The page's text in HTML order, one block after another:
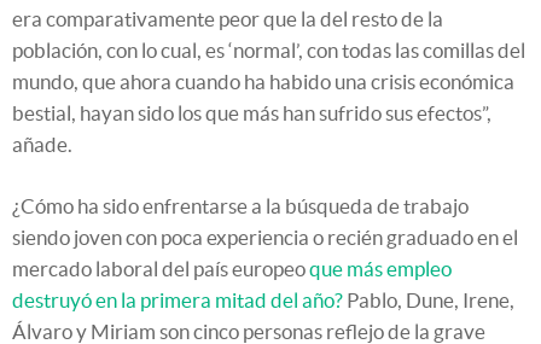
era comparativamente peor que la del resto de la
población, con lo cual, es ‘normal’, con todas las comillas del
mundo, que ahora cuando ha habido una crisis económica
bestial, hayan sido los que más han sufrido sus efectos”,
añade.
¿Cómo ha sido enfrentarse a la búsqueda de trabajo
siendo joven con poca experiencia o recién graduado en el
mercado laboral del país europeoque más empleo
destruyó en la primera mitad del año? Pablo, Dune, Irene,
Álvaro y Miriam son cinco personas reflejo de la grave